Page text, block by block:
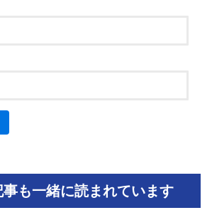
事も一緒に読まれています